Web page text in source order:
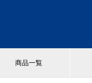
商品一覧